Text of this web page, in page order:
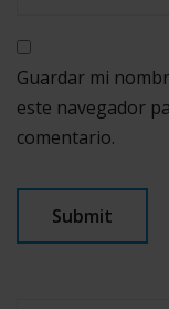
Guardar mi
este navegador
comentario.